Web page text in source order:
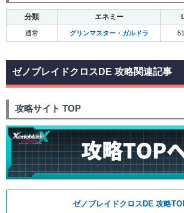
分類 エネミー
通常 グリンマスター・ガルドラ
ゼノブレイドクロスDE 攻略関連記事
攻略サイト TOP
ゼノブレイドクロスDE 攻略